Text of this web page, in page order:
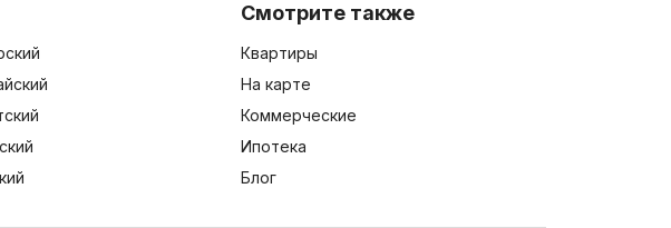
Смотрите также
Квартиры
На карте
Коммерческие
Ипотека
Блог